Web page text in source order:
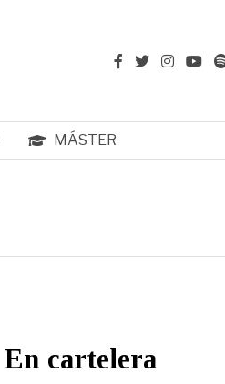
MÁSTER
En cartelera